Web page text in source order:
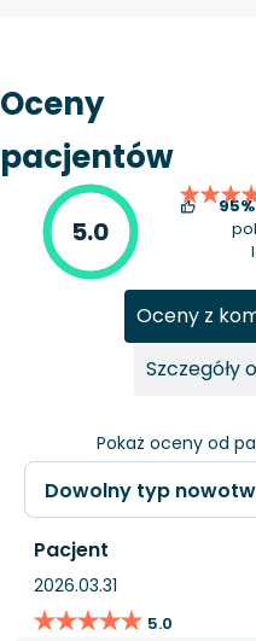
Oceny
pacjentów
5.0
95%
Pokaż oceny od
Oceny z
Szczegóły
Pacjent
2026.03.31
★★★★★
★★★★★ 5.0